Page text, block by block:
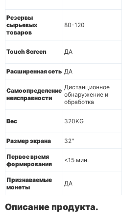
Резервы
сырьевых
товаров
80-120
Touch Screen ДА
Расширенная сеть ДА
Самоопределение
неисправности
Дистанционное
обнаружение и
обработка
Вес 320KG
Размер экрана 32''
Первое время
формирования
<15 мин.
Признаваемые
монеты
ДА
Описание продукта.